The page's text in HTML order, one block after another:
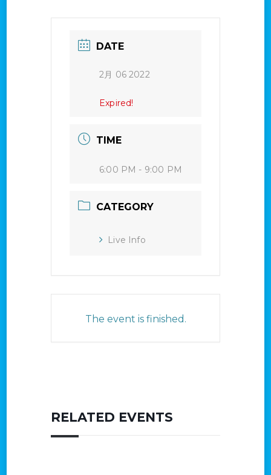
DATE
2月 06 2022
Expired!
TIME
6:00 PM - 9:00 PM
CATEGORY
Live Info
The event is finished.
RELATED EVENTS